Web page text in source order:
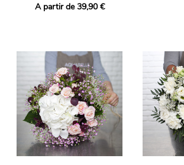
A partir de 39,90 €